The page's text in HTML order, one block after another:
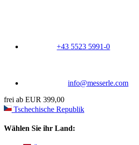
+43 5523 5991-0
info@messerle.com
frei ab EUR 399,00
Tschechische Republik
Wählen Sie ihr Land: